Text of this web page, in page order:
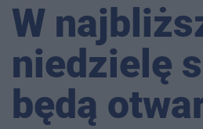
W
niedzielę
będą